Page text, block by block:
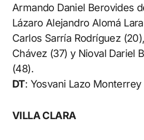
Armando Daniel Berovides
Lázaro Alejandro Alomá
Carlos Sarría Rodríguez
Chávez (37) y Nioval Dariel
(48).
DT: Yosvani Lazo Monterrey
VILLA CLARA